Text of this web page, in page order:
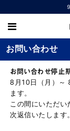
お問い合わせ
お問い合わせ停止
8月10日（月）～
ます。
この間にいただ
次返信いたします